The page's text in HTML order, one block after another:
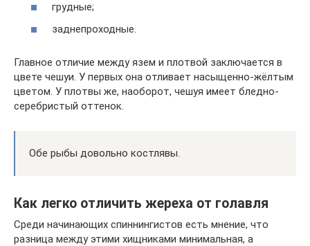
грудные;
заднепроходные.
Главное отличие между язем и плотвой заключается в
цвете чешуи. У первых она отливает насыщенно-жёлтым
цветом. У плотвы же, наоборот, чешуя имеет бледно-
серебристый оттенок.
Обе рыбы довольно костлявы.
Как легко отличить жереха от голавля
Среди начинающих спиннингистов есть мнение, что
разница между этими хищниками минимальная, а